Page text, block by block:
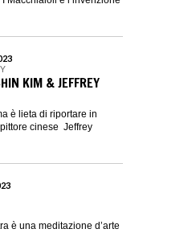
KIM & JEFFREY
è lieta di riportare in
cinese Jeffrey
è una meditazione d’arte